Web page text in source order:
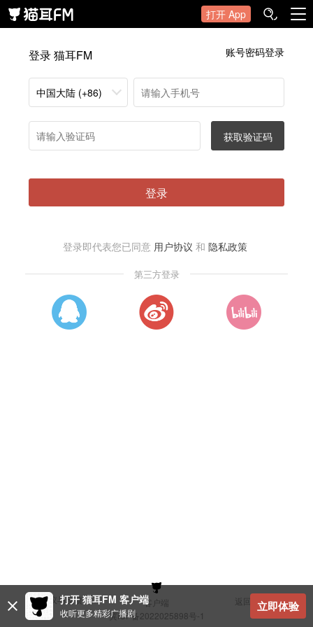
打开 App
登录 猫耳FM 账号密码登录
中国大陆 (+86)
获取验证码
登录
登录即代表您已同意 用户协议 和 隐私政策
第三方登录
建议与反馈 客户端
返回顶部
冀ICP备2022025898号-1
打开 猫耳FM 客户端
收听更多精彩广播剧 立即体验